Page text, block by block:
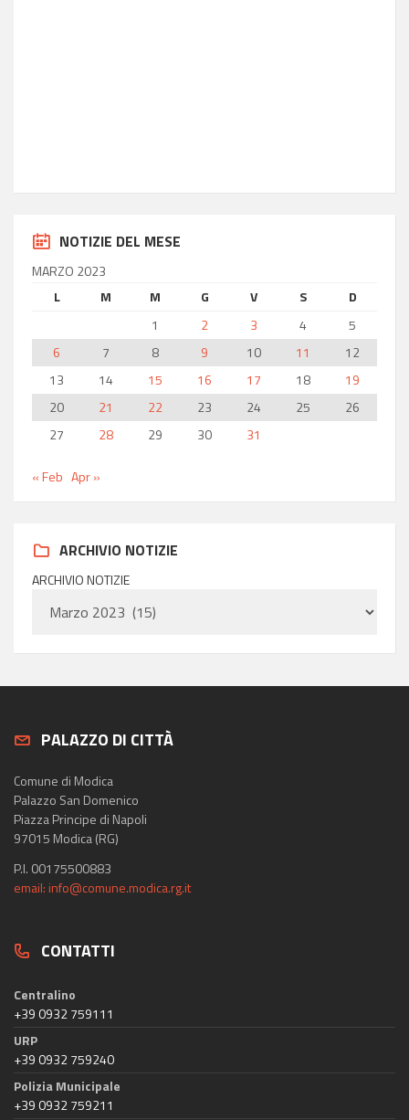
NOTIZIE DEL MESE
MARZO 2023
L
M M G V S
D
1
2 3 4
5
6
7 8 9 10 11
12
13
14 15 16 17 18
19
20
21 22 23 24 25
26
27
28 29 30 31
« Feb Apr »
ARCHIVIO NOTIZIE
ARCHIVIO NOTIZIE
PALAZZO DI CITTÀ
Comune di Modica
Palazzo San Domenico
Piazza Principe di Napoli
97015 Modica (RG)
P.I. 00175500883
email: info@comune.modica.rg.it
CONTATTI
Centralino
+39 0932 759111
URP
+39 0932 759240
Polizia Municipale
+39 0932 759211